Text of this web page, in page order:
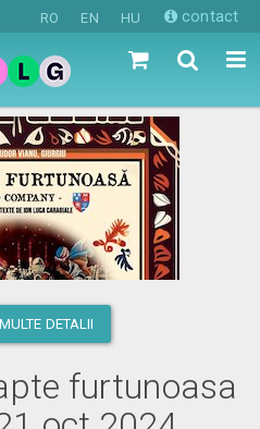
RO EN HU contact
DETALII
furtunoasa